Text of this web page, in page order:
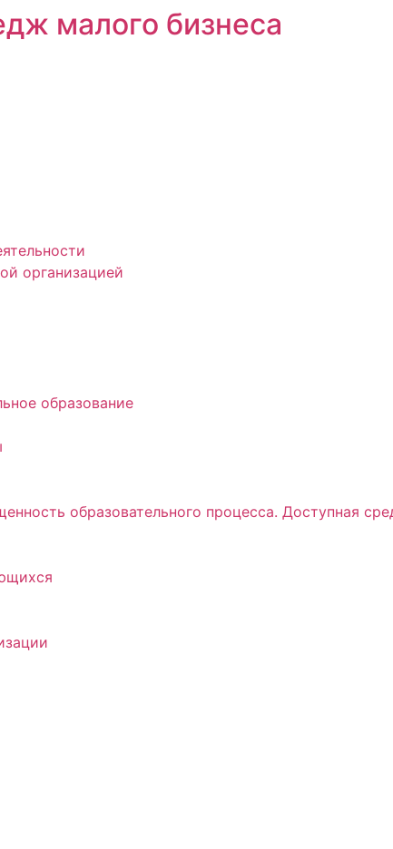
малого бизнеса
организацией
образование
образовательного процесса. Доступная